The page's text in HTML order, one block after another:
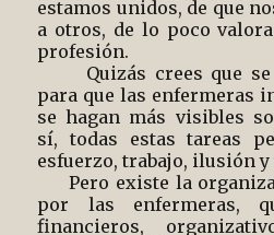
estamos unidos, de que
a otros, de lo poco
profesión.
Quizás crees que se
para que las enfermeras
se hagan más visibles
sí, todas estas tareas
esfuerzo, trabajo, ilusión
Pero existe la
por las enfermeras,
financieros,